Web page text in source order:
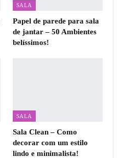
SALA
Papel de parede para sala
de jantar – 50 Ambientes
belíssimos!
SALA
Sala Clean – Como
decorar com um estilo
lindo e minimalista!